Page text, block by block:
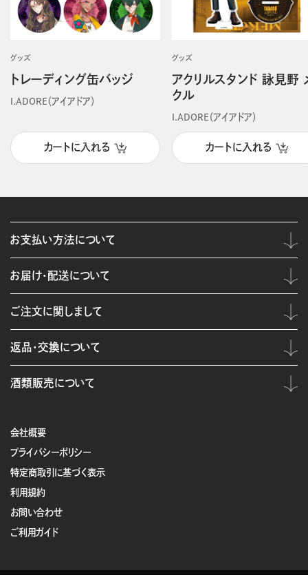
グッズ
トレーディング缶バッジ
I.ADORE（アイアドア）
カートに入れる
グッズ
アクリルスタンド 詠見野
クル
I.ADORE（アイアドア）
カートに入れる
会社概要
プライバシーポリシー
特定商取引に基づく表示
利用規約
お問い合わせ
ご利用ガイド
お支払い方法について
お届け・配送について
ご注文に関しまして
返品・交換について
酒類販売について